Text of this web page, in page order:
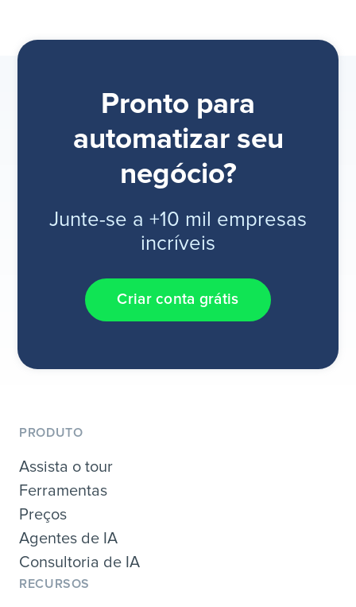
Pronto para
automatizar seu
negócio?
Junte-se a +10 mil empresas
incríveis
Criar conta grátis
PRODUTO
Assista o tour
Ferramentas
Preços
Agentes de IA
Consultoria de IA
RECURSOS